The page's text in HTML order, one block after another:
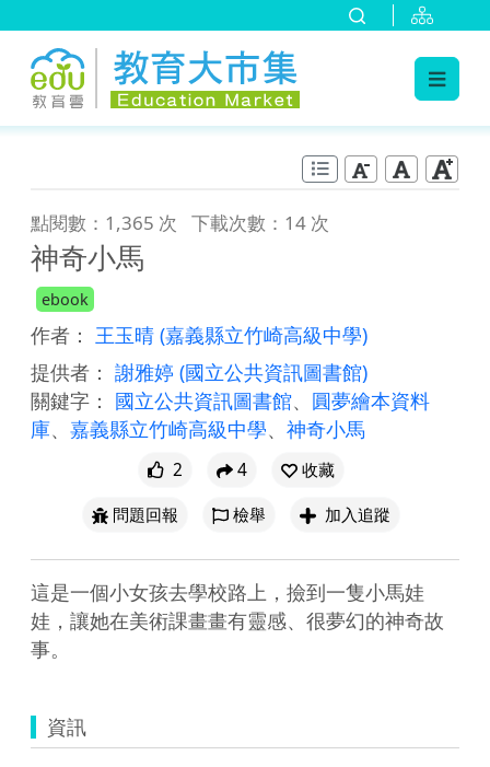
點閱數：1,365 次 下載次數：14 次
神奇小馬
ebook
作者： 王玉晴 (嘉義縣立竹崎高級中學)
提供者： 謝雅婷 (國立公共資訊圖書館)
關鍵字： 國立公共資訊圖書館、 圓夢繪本資料
庫、 嘉義縣立竹崎高級中學、 神奇小馬
2 4
收藏
問題回報
檢舉 加入追蹤
這是一個小女孩去學校路上，撿到一隻小馬娃
娃，讓她在美術課畫畫有靈感、很夢幻的神奇故
事。
資訊